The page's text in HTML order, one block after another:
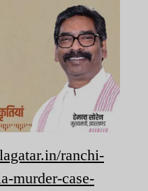
ranchi-
murder-case-